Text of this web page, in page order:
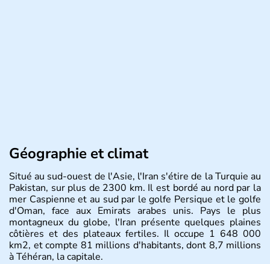
Géographie et climat
Situé au sud-ouest de l'Asie, l'Iran s'étire de la Turquie au
Pakistan, sur plus de 2300 km. Il est bordé au nord par la
mer Caspienne et au sud par le golfe Persique et le golfe
d'Oman, face aux Emirats arabes unis. Pays le plus
montagneux du globe, l'Iran présente quelques plaines
côtières et des plateaux fertiles. Il occupe 1 648 000
km2, et compte 81 millions d'habitants, dont 8,7 millions
à Téhéran, la capitale.